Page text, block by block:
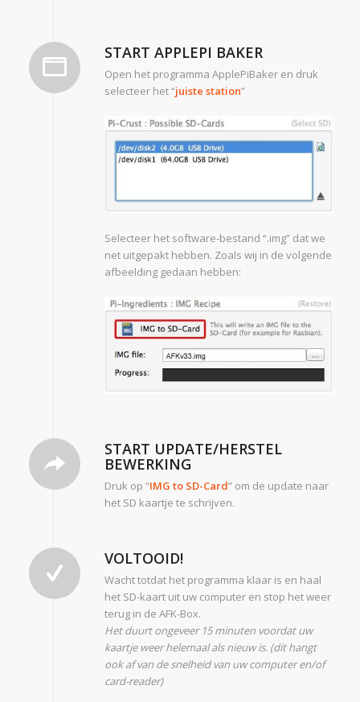
START APPLEPI BAKER
Open het programma ApplePiBaker en druk
selecteer het “juiste station”
Selecteer het software-bestand “.img” dat we
net uitgepakt hebben. Zoals wij in de volgende
afbeelding gedaan hebben:
START UPDATE/HERSTEL
BEWERKING
Druk op “IMG to SD-Card” om de update naar
het SD kaartje te schrijven.
VOLTOOID!
Wacht totdat het programma klaar is en haal
het SD-kaart uit uw computer en stop het weer
terug in de AFK-Box.
Het duurt ongeveer 15 minuten voordat uw
kaartje weer helemaal als nieuw is. (dit hangt
ook af van de snelheid van uw computer en/of
card-reader)